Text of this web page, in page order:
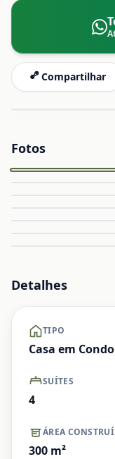
Compartilhar
Fotos
Capa
Detalhes
TIPO
Casa em
SUÍTES
4
ÁREA
300 m²